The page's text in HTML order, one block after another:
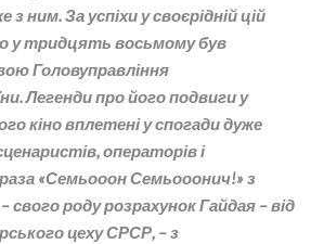
ним. За успіхи у своєрідній цій
у тридцять восьмому був
Головуправління
Легенди про його подвиги у
кіно вплетені у спогади дуже
операторів і
«Семьооон Семьооонич!» з
свого роду розрахунок Гайдая – від
цеху СРСР, – з